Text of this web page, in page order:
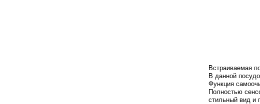
Встраиваемая
В данной
Функция
Полностью
стильный вид и